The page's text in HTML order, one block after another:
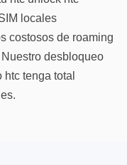
locales
costosos de roaming
desbloqueo
tenga total